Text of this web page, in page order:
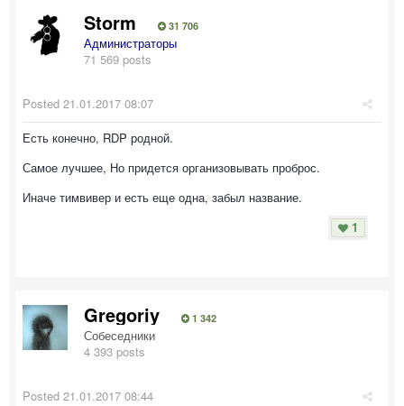
Storm 31 706
Администраторы
71 569 posts
Posted 21.01.2017 08:07
Есть конечно, RDP родной.
Самое лучшее, Но придется организовывать проброс.
Иначе тимвивер и есть еще одна, забыл название.
1
Gregoriy 1 342
Собеседники
4 393 posts
Posted 21.01.2017 08:44